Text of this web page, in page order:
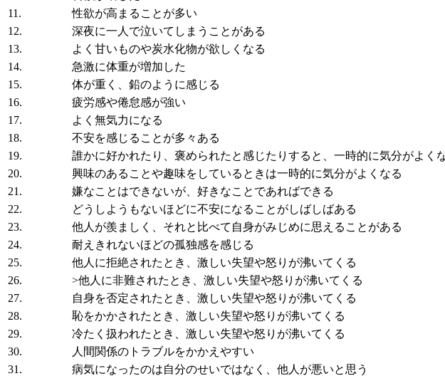
11.
性欲が高まることが多い
12.
深夜に一人で泣いてしまうことがある
13.
よく甘いものや炭水化物が欲しくなる
14.
急激に体重が増加した
15.
体が重く、鉛のように感じる
16.
疲労感や倦怠感が強い
17.
よく無気力になる
18.
不安を感じることが多々ある
19.
誰かに好かれたり、褒められたと感じたりすると、一時的に気分がよく
20.
興味のあることや趣味をしているときは一時的に気分がよくなる
21.
嫌なことはできないが、好きなことであればできる
22.
どうしようもないほどに不安になることがしばしばある
23.
他人が羨ましく、それと比べて自身がみじめに思えることがある
24.
耐えきれないほどの孤独感を感じる
25.
他人に拒絶されたとき、激しい失望や怒りが沸いてくる
26.
>他人に非難されたとき、激しい失望や怒りが沸いてくる
27.
自身を否定されたとき、激しい失望や怒りが沸いてくる
28.
恥をかかされたとき、激しい失望や怒りが沸いてくる
29.
冷たく扱われたとき、激しい失望や怒りが沸いてくる
30.
人間関係のトラブルをかかえやすい
31.
病気になったのは自分のせいではなく、他人が悪いと思う